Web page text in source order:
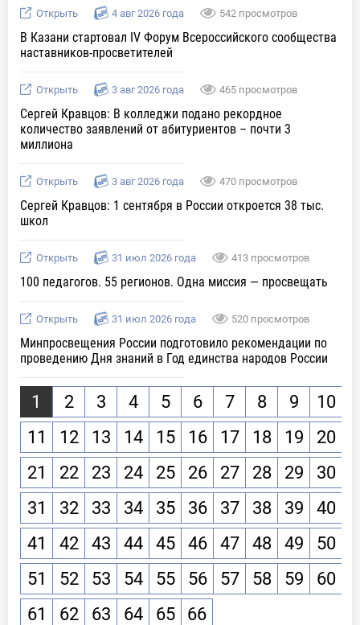
Открыть 4 авг 2026 года 542 просмотров
В Казани стартовал IV Форум Всероссийского сообщества
наставников-просветителей
Открыть 3 авг 2026 года 465 просмотров
Сергей Кравцов: В колледжи подано рекордное
количество заявлений от абитуриентов – почти 3
миллиона
Открыть 3 авг 2026 года 470 просмотров
Сергей Кравцов: 1 сентября в России откроется 38 тыс.
школ
Открыть 31 июл 2026 года 413 просмотров
100 педагогов. 55 регионов. Одна миссия — просвещать
Открыть 31 июл 2026 года 520 просмотров
Минпросвещения России подготовило рекомендации по
проведению Дня знаний в Год единства народов России
1 2 3 4 5 6 7 8 9
10
11
12 13 14 15 16 17 18 19
20
21
22 23 24 25 26 27 28 29
30
31
32 33 34 35 36 37 38 39
40
41
42 43 44 45 46 47 48 49
50
51
52 53 54 55 56 57 58 59
60
61
62 63 64 65 66